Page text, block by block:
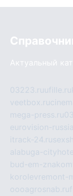
Актуальный
03223.ruufille.ru
veetbox.ru
mega-press.ru
eurovision-
itrack-24.ru
alabuga-
bud-em-
korolevremont-
oooagrosnab.ru